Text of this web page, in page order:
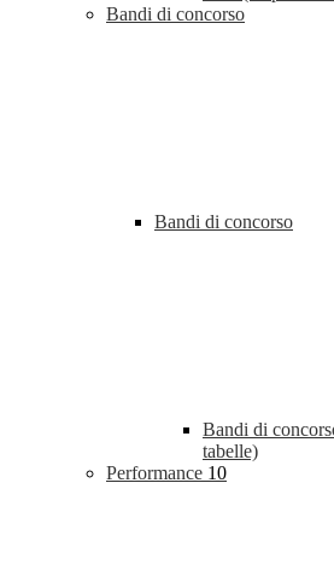
Bandi di concorso
Bandi di concorso
Bandi di
tabelle)
Performance 10